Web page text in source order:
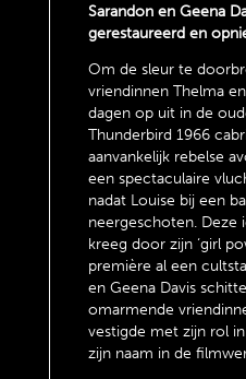
Sarandon en Geena
gerestaureerd en
Om de sleur te
vriendinnen Thelma
dagen op uit in de
Thunderbird 1966
aanvankelijk rebelse
een spectaculaire
nadat Louise bij een
neergeschoten. Deze
kreeg door zijn ‘girl
première al een
en Geena Davis
omarmende
vestigde met zijn rol
zijn naam in de